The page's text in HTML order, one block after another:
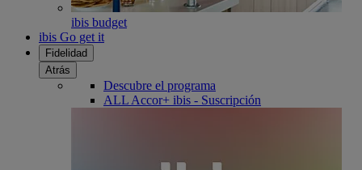
ibis budget
ibis Go get it
Fidelidad
Atrás
Descubre el programa
ALL Accor+ ibis - Suscripción